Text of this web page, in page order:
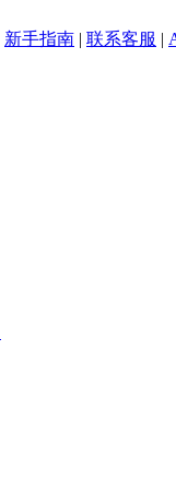
新手指南 | 联系客服 |